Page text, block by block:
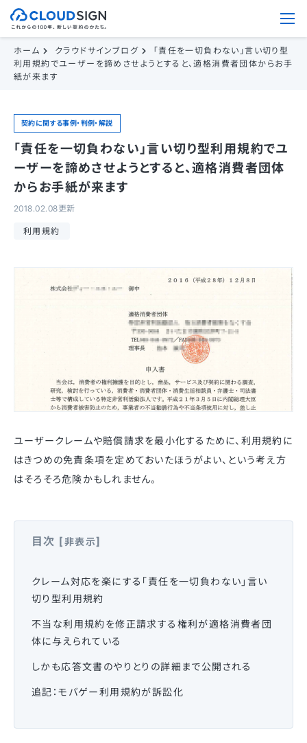
ホーム クラウドサインブログ
「責任を一切負わない」言い切り型
利用規約でユーザーを諦めさせようとすると、適格消費者団体からお手
紙が来ます
契約に関する事例・判例・解説
「責任を一切負わない」言い切り型利用規約でユ
ーザーを諦めさせようとすると、適格消費者団体
からお手紙が来ます
2018.02.08更新
利用規約
ユーザークレームや賠償請求を最小化するために、利用規約に
はきつめの免責条項を定めておいたほうがよい、という考え方
はそろそろ危険かもしれません。
目次 [非表示]
クレーム対応を楽にする「責任を一切負わない」言い
切り型利用規約
不当な利用規約を修正請求する権利が適格消費者団
体に与えられている
しかも応答文書のやりとりの詳細まで公開される
追記：モバゲー利用規約が訴訟化